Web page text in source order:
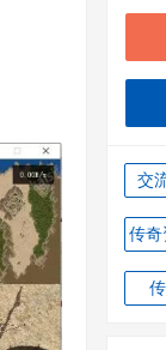
交
传奇